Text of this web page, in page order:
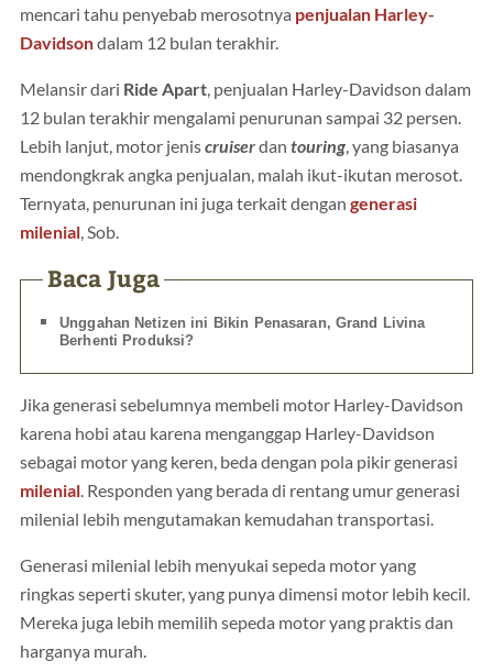
mencari tahu penyebab merosotnya penjualan Harley-
Davidsondalam 12 bulan terakhir.
Melansir dari Ride Apart , penjualan Harley-Davidson dalam
12 bulan terakhir mengalami penurunan sampai 32 persen.
Lebih lanjut, motor jeniscruiserdan touring , yang biasanya
mendongkrak angka penjualan, malah ikut-ikutan merosot.
Ternyata, penurunan ini juga terkait dengan generasi
milenial , Sob.
Baca Juga
Unggahan Netizen ini Bikin Penasaran, Grand Livina
Berhenti Produksi?
Jika generasi sebelumnya membeli motor Harley-Davidson
karena hobi atau karena menganggap Harley-Davidson
sebagai motor yang keren, beda dengan pola pikir generasi
milenial. Responden yang berada di rentang umur generasi
milenial lebih mengutamakan kemudahan transportasi.
Generasi milenial lebih menyukai sepeda motor yang
ringkas seperti skuter, yang punya dimensi motor lebih kecil.
Mereka juga lebih memilih sepeda motor yang praktis dan
harganya murah.